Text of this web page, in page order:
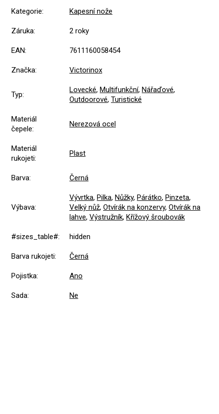
Kategorie: Kapesní nože
Záruka: 2 roky
EAN: 7611160058454
Značka: Victorinox
Typ:
Lovecké, Multifunkční, Nářaďové,
Outdoorové, Turistické
Materiál
čepele:
Nerezová ocel
Materiál
rukojeti:
Plast
Barva: Černá
Výbava:
Vývrtka, Pilka, Nůžky, Párátko, Pinzeta,
Velký nůž, Otvírák na konzervy, Otvírák na
lahve, Výstružník, Křížový šroubovák
#sizes_table#: hidden
Barva rukojeti: Černá
Pojistka: Ano
Sada: Ne